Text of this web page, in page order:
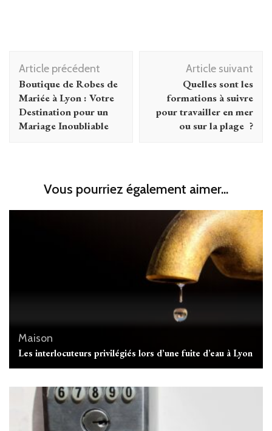
Navigation
d'article
Article précédent
Boutique de Robes de
Mariée à Lyon : Votre
Destination pour un
Mariage Inoubliable
Article suivant
Quelles sont les
formations à suivre
pour travailler en mer
ou sur la plage ?
Vous pourriez également aimer...
Maison
Les interlocuteurs privilégiés lors d’une fuite d’eau à Lyon